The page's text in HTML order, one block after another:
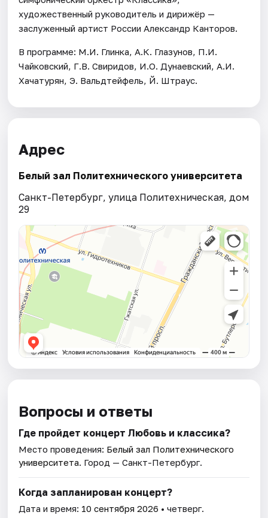
художественный руководитель и дирижёр —
заслуженный артист России Александр Канторов.
В программе: М.И. Глинка, А.К. Глазунов, П.И.
Чайковский, Г.В. Свиридов, И.О. Дунаевский, А.И.
Хачатурян, Э. Вальдтейфель, Й. Штраус.
Адрес
Белый зал Политехнического университета
Санкт-Петербург, улица Политехническая, дом
29
Вопросы и ответы
Где пройдет концерт Любовь и классика?
Место проведения: Белый зал Политехнического
университета. Город — Санкт-Петербург.
Когда запланирован концерт?
Дата и время: 10 сентября 2026 • четверг.